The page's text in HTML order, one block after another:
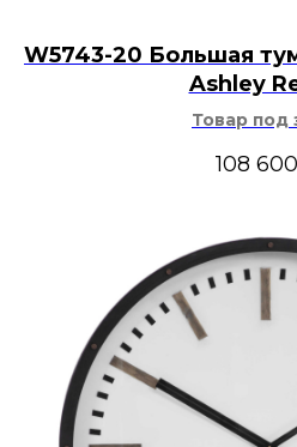
W5743-20 Большая
Ashley
Товар под
108 600